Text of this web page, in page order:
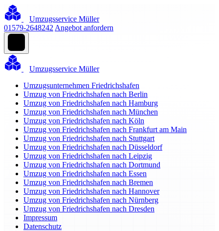
Umzugsservice Müller
01579-2648242 Angebot anfordern
Umzugsservice Müller
Umzugsunternehmen Friedrichshafen
Umzug von Friedrichshafen nach Berlin
Umzug von Friedrichshafen nach Hamburg
Umzug von Friedrichshafen nach München
Umzug von Friedrichshafen nach Köln
Umzug von Friedrichshafen nach Frankfurt am Main
Umzug von Friedrichshafen nach Stuttgart
Umzug von Friedrichshafen nach Düsseldorf
Umzug von Friedrichshafen nach Leipzig
Umzug von Friedrichshafen nach Dortmund
Umzug von Friedrichshafen nach Essen
Umzug von Friedrichshafen nach Bremen
Umzug von Friedrichshafen nach Hannover
Umzug von Friedrichshafen nach Nürnberg
Umzug von Friedrichshafen nach Dresden
Impressum
Datenschutz